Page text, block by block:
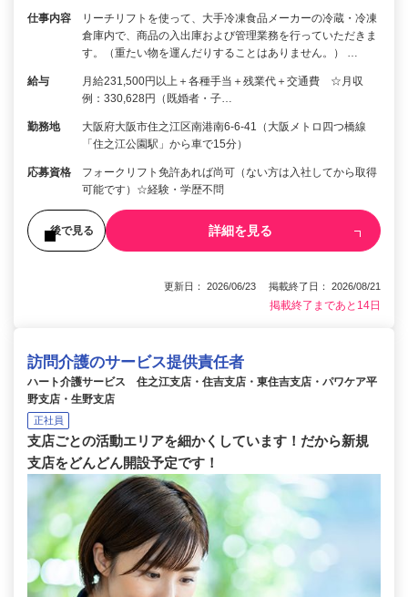
仕事内容
リーチリフトを使って、大手冷凍食品メーカーの冷蔵・冷凍
倉庫内で、商品の入出庫および管理業務を行っていただきま
す。（重たい物を運んだりすることはありません。） …
給与
月給231,500円以上＋各種手当＋残業代＋交通費 ☆月収
例：330,628円（既婚者・子…
勤務地
大阪府大阪市住之江区南港南6-6-41（大阪メトロ四つ橋線
「住之江公園駅」から車で15分）
応募資格
フォークリフト免許あれば尚可（ない方は入社してから取得
可能です）☆経験・学歴不問
後で見る 詳細を見る
更新日： 2026/06/23 掲載終了日： 2026/08/21
掲載終了まであと14日
訪問介護のサービス提供責任者
ハート介護サービス 住之江支店・住吉支店・東住吉支店・パワケア平
野支店・生野支店
正社員
支店ごとの活動エリアを細かくしています！だから新規
支店をどんどん開設予定です！